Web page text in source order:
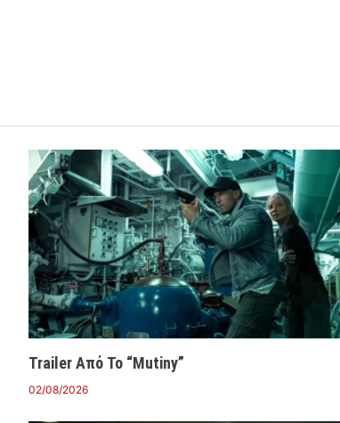
Trailer Από Το “Mutiny”
02/08/2026